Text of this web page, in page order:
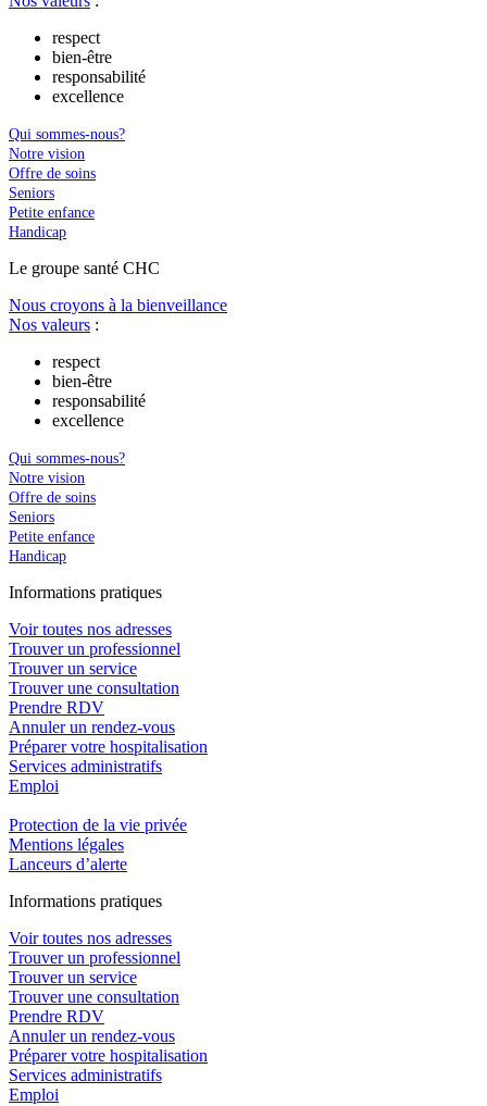
respect
bien-être
responsabilité
excellence
Qui sommes-nous?
Notre vision
Offre de soins
Seniors
Petite enfance
Handicap
Le groupe santé CHC
Nous croyons à la bienveillance
Nos valeurs :
respect
bien-être
responsabilité
excellence
Qui sommes-nous?
Notre vision
Offre de soins
Seniors
Petite enfance
Handicap
Informations pratiques
Voir toutes nos adresses
Trouver un professionnel
Trouver un service
Trouver une consultation
Prendre RDV
Annuler un rendez-vous
Préparer votre hospitalisation
Services administratifs
Emploi​
Protection de la vie privée
Mentions légales
Lanceurs d’alerte
Informations pratiques
Voir toutes nos adresses
Trouver un professionnel
Trouver un service
Trouver une consultation
Prendre RDV
Annuler un rendez-vous
Préparer votre hospitalisation
Services administratifs
Emploi​